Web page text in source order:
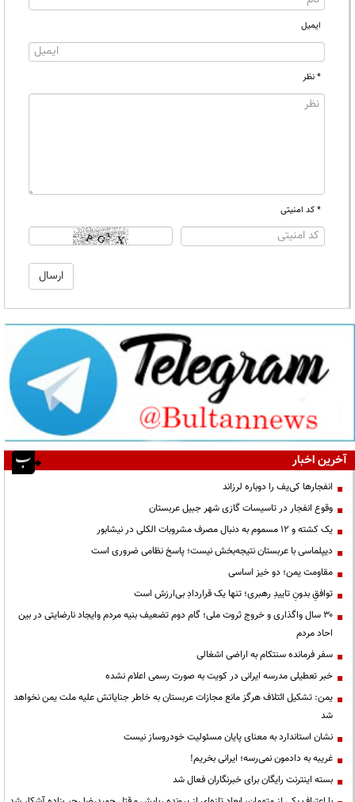
ایمیل
* نظر
* کد امنیتی
آخرین اخبار
انفجارها کی‌یف را دوباره لرزاند
وقوع انفجار در تاسیسات گازی شهر جبیل عربستان
یک کشته و ۱۲ مسموم به دنبال مصرف مشروبات الکلی در نیشابور
دیپلماسی با عربستان نتیجه‌بخش نیست؛ پاسخ نظامی ضروری است
مقاومت یمن؛ دو خیز اساسی
توافقِ بدونِ تاییدِ رهبری؛ تنها یک قراردادِ بی‌ارزش است
۳۰ سال واگذاری و خروج ثروت ملی؛ گام دوم تضعیف بنیه مردم وایجاد نارضایتی در بین
احاد مردم
سفر فرمانده سنتکام به اراضی اشغالی
خبر تعطیلی مدرسه ایرانی در کویت به صورت رسمی اعلام نشده
یمن: تشکیل ائتلاف هرگز مانع مجازات عربستان به خاطر جنایاتش علیه ملت یمن نخواهد
شد
نشان استاندارد به معنای پایان مسئولیت خودروساز نیست
غریبه به دادمون نمی‌رسه؛ ایرانی بخریم!
بسته اینترنت رایگان برای خبرنگاران فعال شد